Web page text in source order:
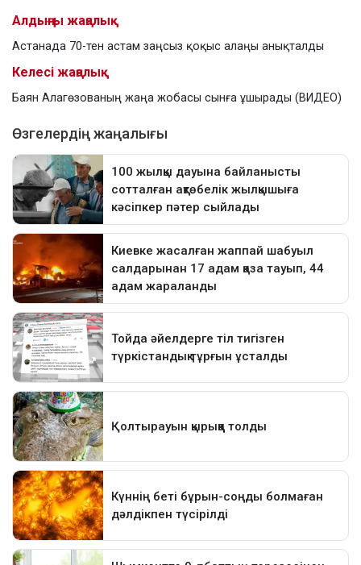
Алдыңғы жаңалық
Астанада 70-тен астам заңсыз қоқыс алаңы анықталды
Келесі жаңалық
Баян Алагөзованың жаңа жобасы сынға ұшырады (ВИДЕО)